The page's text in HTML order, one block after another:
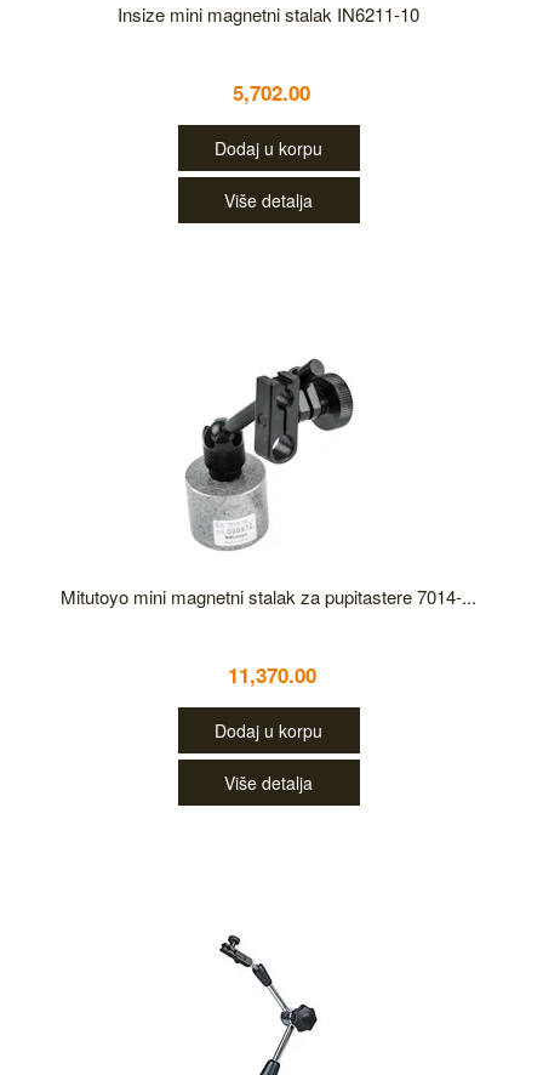
Insize mini magnetni stalak IN6211-10
5,702.00
Dodaj u korpu
Više detalja
Mitutoyo mini magnetni stalak za pupitastere 7014-...
11,370.00
Dodaj u korpu
Više detalja